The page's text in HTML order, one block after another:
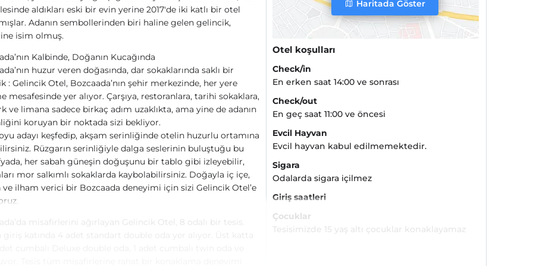
aldıkları eski bir evin yerine 2017'de iki katlı bir otel
Adanın sembollerinden biri haline gelen gelincik,
isim olmuş.
Kalbinde, Doğanın Kucağında
huzur veren doğasında, dar sokaklarında saklı bir
: Gelincik Otel, Bozcaada’nın şehir merkezinde, her yere
mesafesinde yer alıyor. Çarşıya, restoranlara, tarihi sokaklara,
ve limana sadece birkaç adım uzaklıkta, ama yine de adanın
koruyan bir noktada sizi bekliyor.
adayı keşfedip, akşam serinliğinde otelin huzurlu ortamına
Rüzgarın serinliğiyle dalga seslerinin buluştuğu bu
her sabah güneşin doğuşunu bir tablo gibi izleyebilir,
mor salkımlı sokaklarda kaybolabilirsiniz. Doğayla iç içe,
ilham verici bir Bozcaada deneyimi için sizi Gelincik Otel’e
misafirlerini ağırlayan Gelincik Otel, 8 odalı bir tesis.
giriş katında 4 adet standart double oda yer alıyor. Üst katta
Haritada Göster
Otel koşulları
Check/in
En erken saat 14:00 ve sonrası
Check/out
En geç saat 11:00 ve öncesi
Evcil Hayvan
Evcil hayvan kabul edilmemektedir.
Sigara
Odalarda sigara içilmez
Giriş saatleri
Çocuklar
Tesisimizde 15 yaş altı çocuklar konaklayamaz